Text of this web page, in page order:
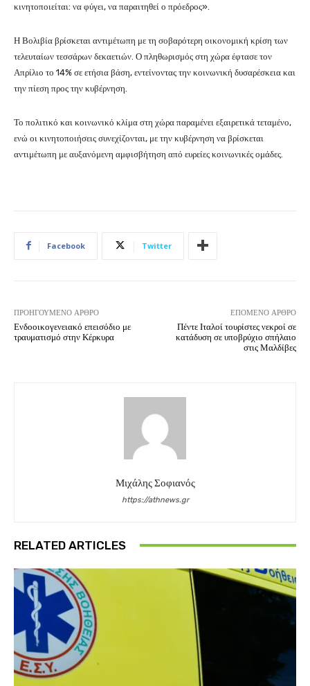
κινητοποιείται: να φύγει, να παραιτηθεί ο πρόεδρος».
Η Βολιβία βρίσκεται αντιμέτωπη με τη σοβαρότερη οικονομική κρίση των
τελευταίων τεσσάρων δεκαετιών. Ο πληθωρισμός στη χώρα έφτασε τον
Απρίλιο το 14% σε ετήσια βάση, εντείνοντας την κοινωνική δυσαρέσκεια και
την πίεση προς την κυβέρνηση.
Το πολιτικό και κοινωνικό κλίμα στη χώρα παραμένει εξαιρετικά τεταμένο,
ενώ οι κινητοποιήσεις συνεχίζονται, με την κυβέρνηση να βρίσκεται
αντιμέτωπη με αυξανόμενη αμφισβήτηση από ευρείες κοινωνικές ομάδες.
Facebook Twitter
ΠΡΟΗΓΟΎΜΕΝΟ ΆΡΘΡΟ
Ενδοοικογενειακό επεισόδιο με
τραυματισμό στην Κέρκυρα
ΕΠΌΜΕΝΟ ΆΡΘΡΟ
Πέντε Ιταλοί τουρίστες νεκροί σε
κατάδυση σε υποβρύχιο σπήλαιο
στις Μαλδίβες
Μιχάλης Σοφιανός
https://athnews.gr
RELATED ARTICLES